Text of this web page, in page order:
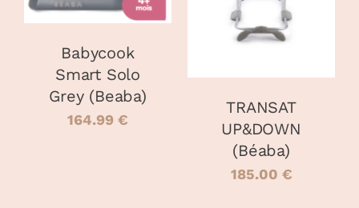
Babycook
Smart Solo
Grey (Beaba)
164.99 €
DÉTAILS
TRANSAT
UP&DOWN
(Béaba)
185.00 €